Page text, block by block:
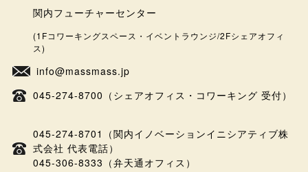
関内フューチャーセンター
(1Fコワーキングスペース・イベントラウンジ/2Fシェアオフィ
ス)
info@massmass.jp
045-274-8700（シェアオフィス・コワーキング 受付）
045-274-8701（関内イノベーションイニシアティブ株
式会社 代表電話）
045-306-8333（弁天通オフィス）